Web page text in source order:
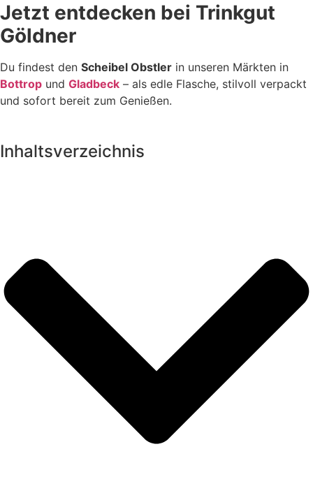
Jetzt entdecken bei Trinkgut
Göldner
Du findest den Scheibel Obstler in unseren Märkten in
Bottrop und Gladbeck – als edle Flasche, stilvoll verpackt
und sofort bereit zum Genießen.
Inhaltsverzeichnis